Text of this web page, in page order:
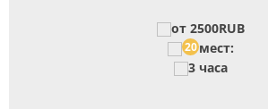
от 2500RUB
20 мест:
3 часа